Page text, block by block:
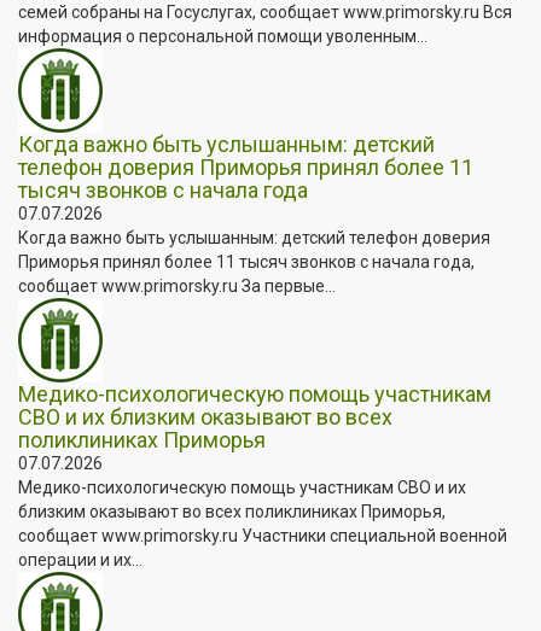
семей собраны на Госуслугах, сообщает www.primorsky.ru Вся
информация о персональной помощи уволенным...
Когда важно быть услышанным: детский
телефон доверия Приморья принял более 11
тысяч звонков с начала года
07.07.2026
Когда важно быть услышанным: детский телефон доверия
Приморья принял более 11 тысяч звонков с начала года,
сообщает www.primorsky.ru За первые...
Медико-психологическую помощь участникам
СВО и их близким оказывают во всех
поликлиниках Приморья
07.07.2026
Медико-психологическую помощь участникам СВО и их
близким оказывают во всех поликлиниках Приморья,
сообщает www.primorsky.ru Участники специальной военной
операции и их...